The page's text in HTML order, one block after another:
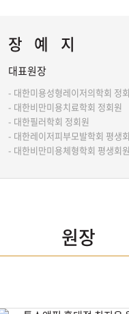
장예지
대표원장
- 대한미용성형레이저의학회 정
- 대한비만미용치료학회 정회원
- 대한필러학회 정회원
- 대한레이저피부모발학회 평생
- 대한비만미용체형학회 평생회
원장